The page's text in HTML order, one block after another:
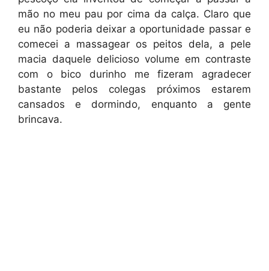
mão no meu pau por cima da calça. Claro que
eu não poderia deixar a oportunidade passar e
comecei a massagear os peitos dela, a pele
macia daquele delicioso volume em contraste
com o bico durinho me fizeram agradecer
bastante pelos colegas próximos estarem
cansados e dormindo, enquanto a gente
brincava.